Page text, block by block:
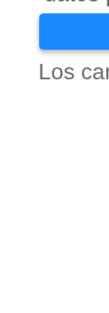
Los